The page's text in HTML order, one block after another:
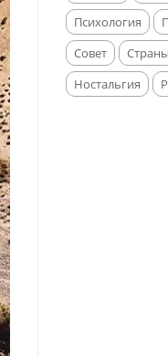
Психология
Совет
Страны
Ностальгия